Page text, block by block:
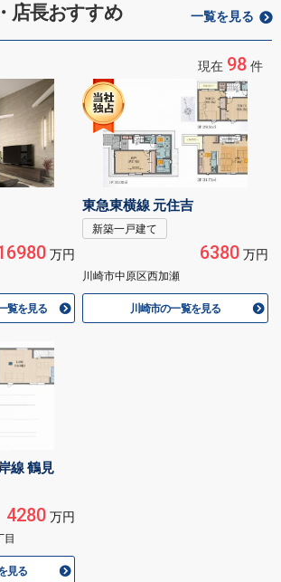
店長おすすめ 一覧を見る
現在 98 件
万円
覧を見る
東急東横線 元住吉
新築一戸建て
6380万円
川崎市中原区西加瀬
川崎市の一覧を見る
線 鶴見
4280万円
目
見る